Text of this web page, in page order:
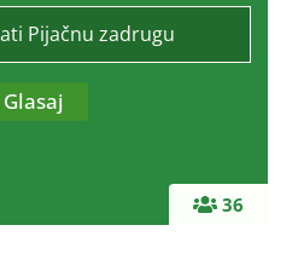
36
Pijačnu zadrugu